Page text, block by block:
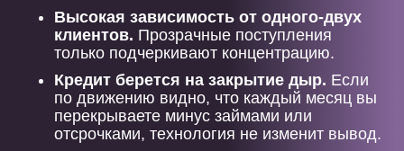
Высокая зависимость от одного-двух
клиентов. Прозрачные поступления
только подчеркивают концентрацию.
Кредит берется на закрытие дыр. Если
по движению видно, что каждый месяц вы
перекрываете минус займами или
отсрочками, технология не изменит вывод.